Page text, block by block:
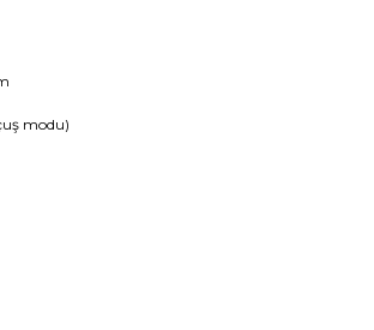
modu)